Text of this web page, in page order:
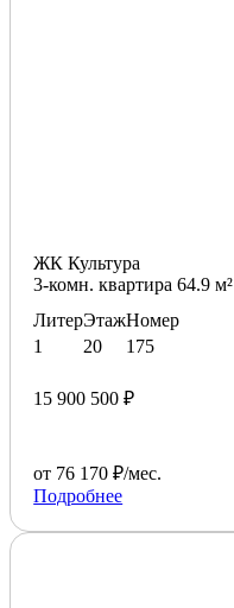
ЖК Культура
3-комн. квартира 64.9 м²
Литер
1
Этаж
20
Номер
175
15 900 500 ₽
от 76 170 ₽/мес.
Подробнее